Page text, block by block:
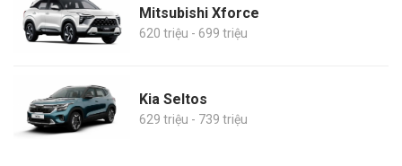
Mitsubishi Xforce
620 triệu - 699 triệu
Kia Seltos
629 triệu - 739 triệu